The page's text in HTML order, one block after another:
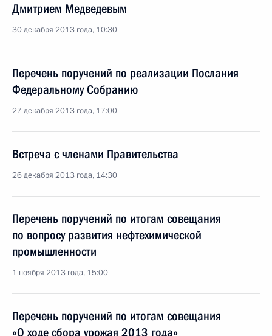
Дмитрием Медведевым
30 декабря 2013 года, 10:30
Перечень поручений по реализации Послания
Федеральному Собранию
27 декабря 2013 года, 17:00
Встреча с членами Правительства
26 декабря 2013 года, 14:30
Перечень поручений по итогам совещания
по вопросу развития нефтехимической
промышленности
1 ноября 2013 года, 15:00
Перечень поручений по итогам совещания
«О ходе сбора урожая 2013 года»